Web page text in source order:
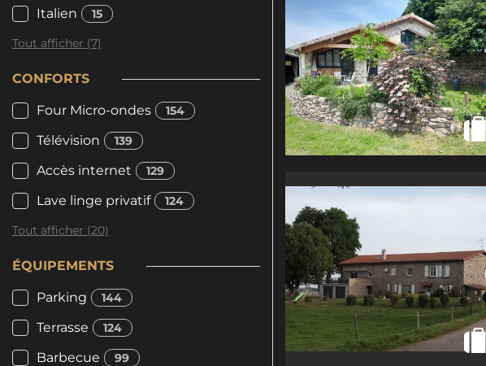
Italien
15
Tout afficher (7)
CONFORTS
Four Micro-ondes 154
Télévision 139
Accès internet 129
Lave linge privatif
124
Tout afficher (20)
ÉQUIPEMENTS
Parking 144
Terrasse 124
Barbecue 99